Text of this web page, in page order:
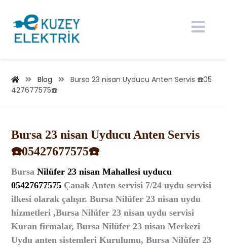
Blog
Bursa 23 nisan Uyducu Anten Servis ☎️05
427677575☎️
Bursa 23 nisan Uyducu Anten Servis
☎️05427677575☎️
BursaNilüfer 23 nisan Mahallesi uyducu
05427677575 Çanak Antenservisi 7/24 uydu servisi
ilkesi olarak çalışır. Bursa Nilüfer 23 nisan uydu
hizmetleri ,Bursa Nilüfer 23 nisan uydu servisi
Kuran firmalar, Bursa Nilüfer 23 nisan Merkezi
Uydu anten sistemleri Kurulumu, Bursa Nilüfer 23